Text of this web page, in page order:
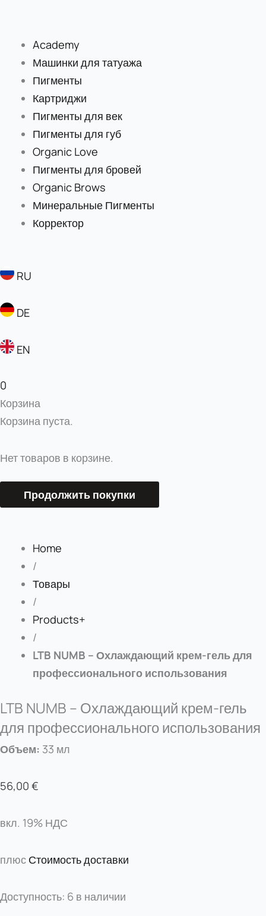
содержимому
Academy
Машинки для татуажа
Пигменты
Картриджи
Пигменты для век
Пигменты для губ
Organic Love
Пигменты для бровей
Organic Brows
Минеральные Пигменты
Корректор
RU
DE
EN
0
Корзина
Корзина пуста.
Нет товаров в корзине.
Продолжить покупки
Home
/
Товары
/
Products+
/
LTB NUMB – Охлаждающий крем-гель для
профессионального использования
LTB NUMB – Охлаждающий крем-гель
для профессионального использования
Объем: 33 мл
56,00 €
вкл. 19% НДС
плюс Стоимость доставки
Доступность: 6 в наличии
NUMB
Охлаждающий
крем-
профессионального
использования